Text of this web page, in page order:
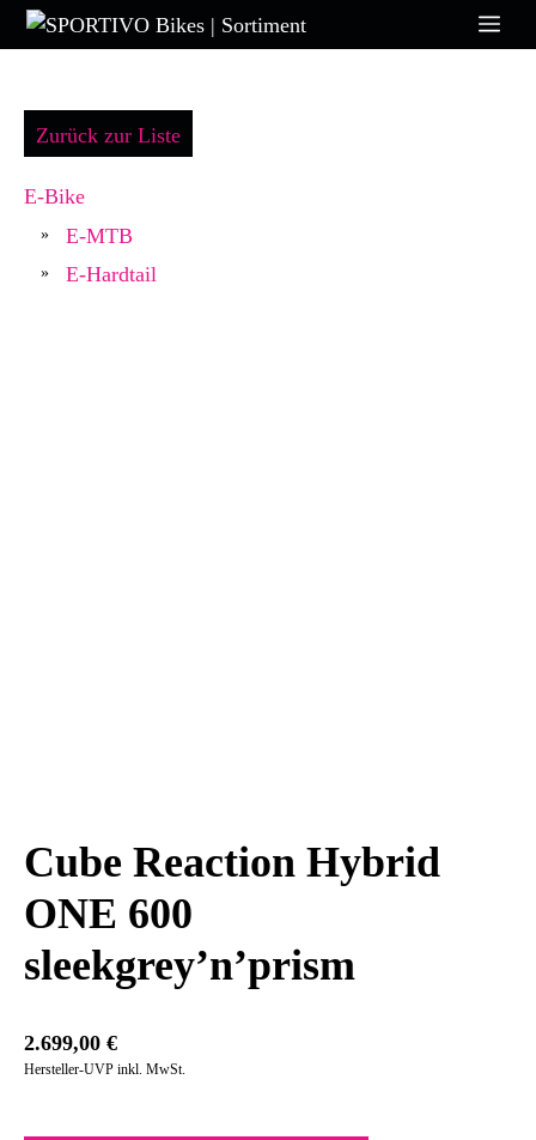
Zum
Inhalt
Zurück zur Liste
E-Bike
» E-MTB
» E-Hardtail
Cube Reaction Hybrid
ONE 600
sleekgrey’n’prism
2.699,00 €
Hersteller-UVP inkl. MwSt.